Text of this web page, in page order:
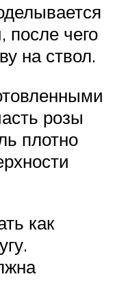
после чего
на ствол.
розы
плотно
как